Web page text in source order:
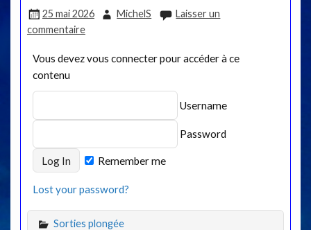
25 mai 2026 MichelS
Laisser un
commentaire
Vous devez vous connecter pour accéder à ce
contenu
Username
Password
Remember me
Lost your password?
Sorties plongée